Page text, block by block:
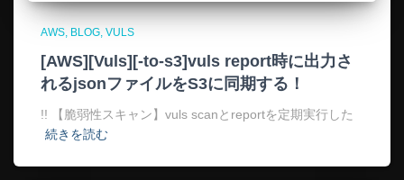
AWS BLOG VULS
[AWS][Vuls][-to-s3]vuls report時に出力さ
れるjsonファイルをS3に同期する！
!! 【脆弱性スキャン】vuls scanとreportを定期実行した
続きを読む